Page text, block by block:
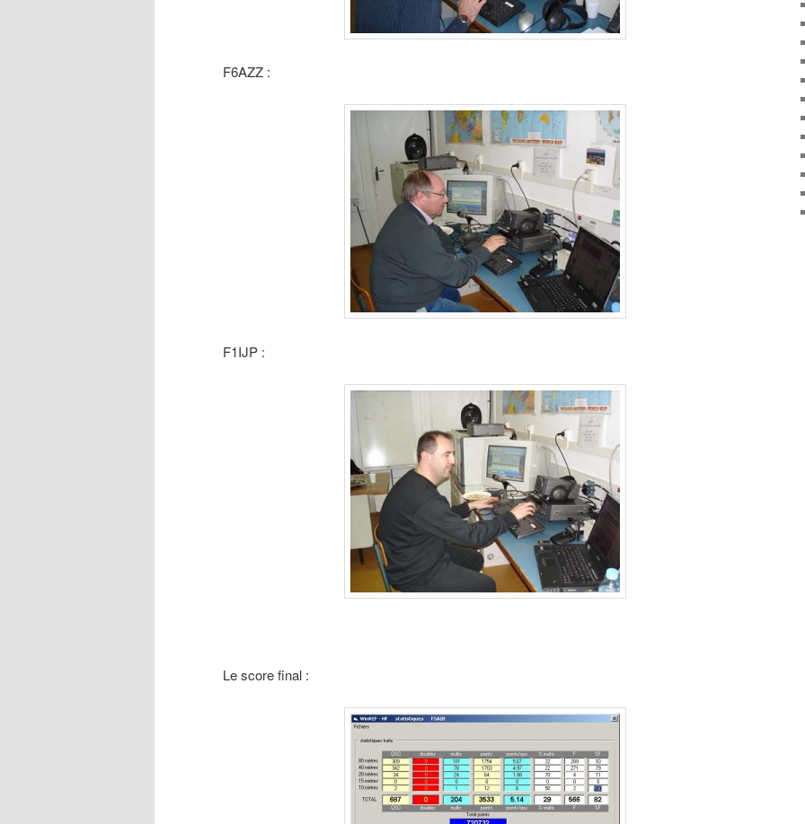
F6AZZ :
F1IJP :
Le score final :